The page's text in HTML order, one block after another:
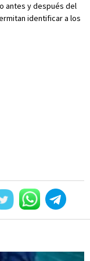
antes y después del
identificar a los